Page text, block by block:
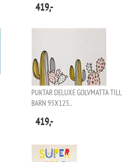
419,-
PUKTAR DELUXE GOLVMATTA TILL
BARN 95X125..
419,-